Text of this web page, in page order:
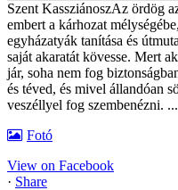
Szent KassziánoszAz ördög
embert a kárhozat
egyházatyák tanítása és
saját akaratát kövesse. Mert
jár, soha nem fog
és téved, és mivel állandóan
veszéllyel fog szembenézni. ...
Fotó
View on Facebook
· Share